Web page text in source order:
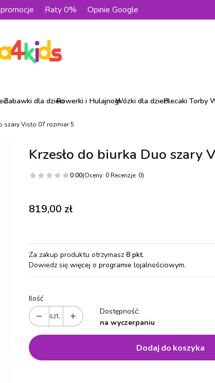
Raty 0% Opinie Google
Zabawki dla dzieciRowerki i HulajnogiWózki dla dzieciPlecaki Torby
szary Visto 07 rozmiar 5
Krzesło do biurka Duo szary
0.00(Oceny: 0 Recenzje: 0)
Cena
819,00 zł
Za zakup produktu otrzymasz 8 pkt.
Dowiedz się więcej o programie lojalnościowym.
Ilość
szt.
Dostępność:
na wyczerpaniu
Dodaj do koszyka